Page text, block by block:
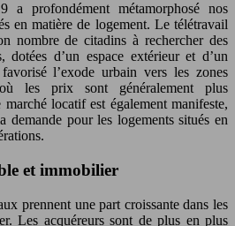
a profondément métamorphosé nos
en matière de logement. Le télétravail
nombre de citadins à rechercher des
dotées d’un espace extérieur et d’un
l’exode urbain vers les zones
les prix sont généralement plus
locatif est également manifeste,
demande pour les logements situés en
et immobilier
prennent une part croissante dans les
Les acquéreurs sont de plus en plus